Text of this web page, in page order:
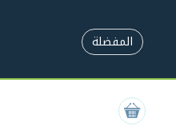
المفضلة